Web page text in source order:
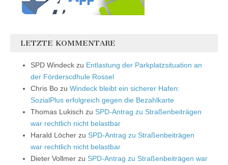
LETZTE KOMMENTARE
SPD Windeck zu Entlastung der Parkplatzsituation an
der Förderscdhule Rossel
Chris Bo zu Windeck bleibt ein sicherer Hafen:
SozialPlus erfolgreich gegen die Bezahlkarte
Thomas Lukisch zu SPD-Antrag zu Straßenbeiträgen
war rechtlich nicht belastbar
Harald Löcher zu SPD-Antrag zu Straßenbeiträgen
war rechtlich nicht belastbar
Dieter Vollmer zu SPD-Antrag zu Straßenbeiträgen war